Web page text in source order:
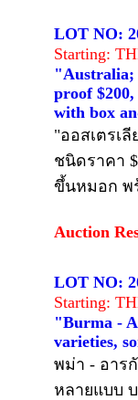
LOT NO:
Starting:
"Australia;
proof $200,
with box
"ออสเตรเ
ชนิดราคา
ขึ้นหมอก พ
Auction
LOT NO:
Starting:
"Burma -
varieties,
พม่า - อาร
หลายแบบ